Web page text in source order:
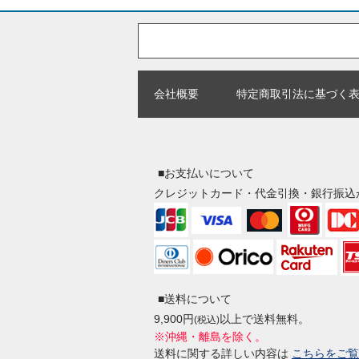
会社概要 特定商取引法に基づく
■お支払いについて
クレジットカード・代金引換・銀行振
■送料について
9,900円(税込)以上で送料無料。
※沖縄・離島を除く。
送料に関する詳しい内容は こちらをご